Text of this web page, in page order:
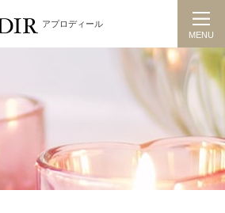
アプロディール
MENU